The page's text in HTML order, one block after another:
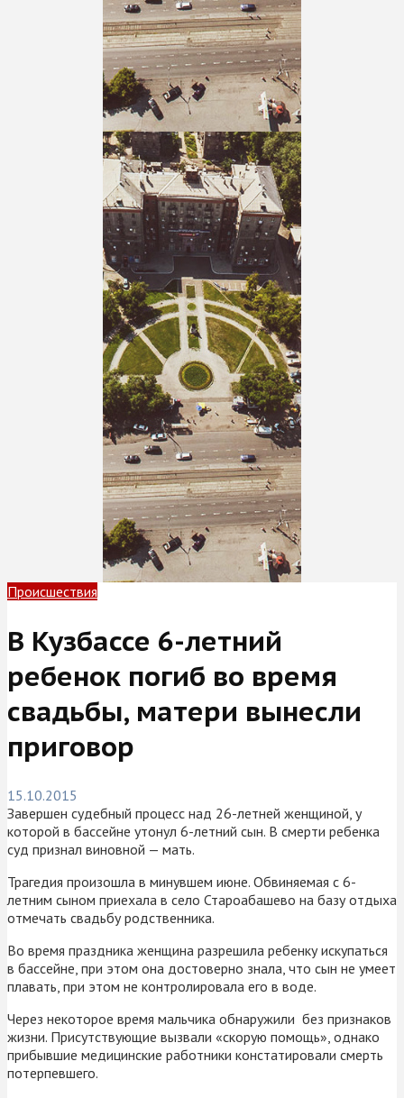
Происшествия
В Кузбассе 6-летний
ребенок погиб во время
свадьбы, матери вынесли
приговор
15.10.2015
Завершен судебный процесс над 26-летней женщиной, у
которой в бассейне утонул 6-летний сын. В смерти ребенка
суд признал виновной — мать.
Трагедия произошла в минувшем июне. Обвиняемая с 6-
летним сыном приехала в село Староабашево на базу отдыха
отмечать свадьбу родственника.
Во время праздника женщина разрешила ребенку искупаться
в бассейне, при этом она достоверно знала, что сын не умеет
плавать, при этом не контролировала его в воде.
Через некоторое время мальчика обнаружили без признаков
жизни. Присутствующие вызвали «скорую помощь», однако
прибывшие медицинские работники констатировали смерть
потерпевшего.